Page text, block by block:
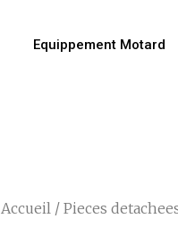
Equippement Motard
Accueil / Pieces